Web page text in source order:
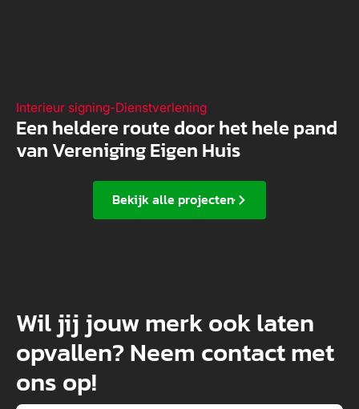
Interieur signing-Dienstverlening
Een heldere route door het hele pand
van Vereniging Eigen Huis
Bekijk alle projecten
Wil jij jouw merk ook laten
opvallen? Neem contact met
ons op!